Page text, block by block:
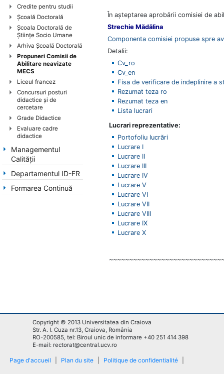
Credite pentru studii
Şcoală Doctorală
Școala Doctorală de
Științe Socio Umane
Arhiva Școală Doctorală
Propuneri Comisii de
Abilitare neavizate
MECS
Liceul francez
Concursuri posturi
didactice şi de
cercetare
Grade Didactice
Evaluare cadre
didactice
Managementul
Calității
Departamentul ID-FR
Formarea Continuă
În aşteptarea aprobării comisiei de
Strechie Mădălina
Componenta comisiei propuse spre
Detalii:
Cv_ro
Cv_en
Fisa de verificare de indeplinire a
Rezumat teza ro
Rezumat teza en
Lista lucrari
Lucrari reprezentative:
Portofoliu lucrări
Lucrare I
Lucrare II
Lucrare III
Lucrare IV
Lucrare V
Lucrare VI
Lucrare VII
Lucrare VIII
Lucrare IX
Lucrare X
Copyright © 2013 Universitatea din Craiova
Str. A. I. Cuza nr.13, Craiova, România
RO-200585, tel: Biroul unic de informare +40 251 414 398
E-mail: rectorat@central.ucv.ro
Page d'accueil Plan du site Politique de confidentialité